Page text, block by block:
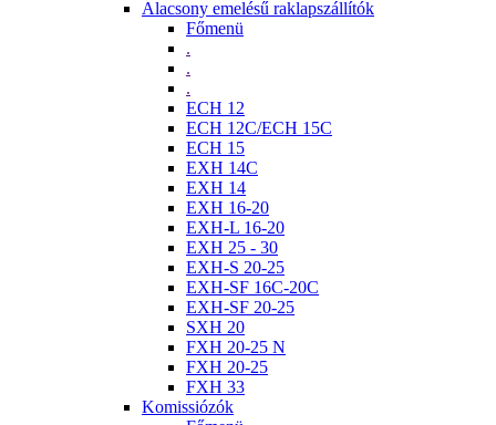
Alacsony emelésű raklapszállítók
Főmenü
.
.
.
ECH 12
ECH 12C/ECH 15C
ECH 15
EXH 14C
EXH 14
EXH 16-20
EXH-L 16-20
EXH 25 - 30
EXH-S 20-25
EXH-SF 16C-20C
EXH-SF 20-25
SXH 20
FXH 20-25 N
FXH 20-25
FXH 33
Komissiózók